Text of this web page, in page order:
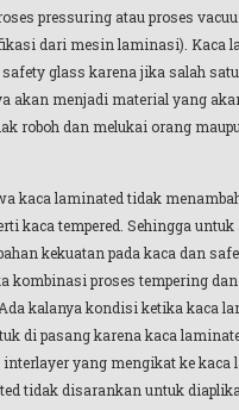
pressuring atau proses
dari mesin laminasi). Kaca
glass karena jika salah satu
akan menjadi material yang
roboh dan melukai orang
kaca laminated tidak
kaca tempered. Sehingga
kekuatan pada kaca dan
kombinasi proses tempering
kalanya kondisi ketika kaca
di pasang karena kaca
yang mengikat ke kaca
tidak disarankan untuk